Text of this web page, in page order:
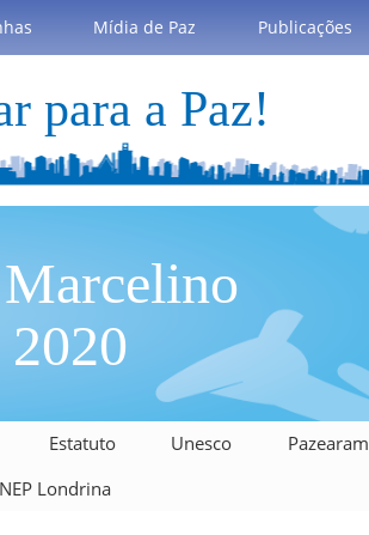
Mídia de Paz Publicações
para a Paz!
2020
Estatuto Unesco
Pazearam
NEP Londrina